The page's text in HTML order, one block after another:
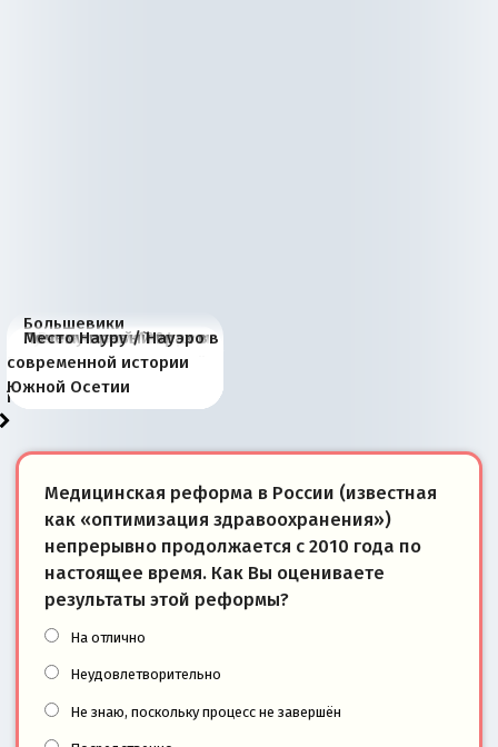
Большевики
отличаются от «Яблока»
тем, что они -
победители
Киевская марионетка
Запада рассказала о
«переобувании» хозяев
В России назрели
перемены: 15 шагов к
суверенной экономике
Миграционный пожар
Европы
Россия начинает
сбрасывать балласт
Анкориджа
Россия зимой 1904
года: первые уступки во
внутренней политике
Русская нация вчера и
сегодня
Почему правый крах в
Варшаве не поможет её
отношениям с Россией?
Место Науру / Науэро в
современной истории
Южной Осетии
Медицинская реформа в России (известная
как «оптимизация здравоохранения»)
непрерывно продолжается с 2010 года по
настоящее время. Как Вы оцениваете
результаты этой реформы?
На отлично
Неудовлетворительно
Не знаю, поскольку процесс не завершён